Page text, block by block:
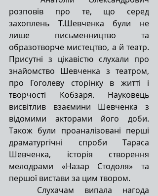
розповів про те, що серед
захоплень Т.Шевченка були не
лише письменництво та
образотворче мистецтво, а й театр.
Присутні з цікавістю слухали про
знайомство Шевченка з театром,
про Гоголеву сторінку в житті і
творчості Кобзаря. Науковець
висвітлив взаємини Шевченка з
відомими акторами його доби.
Також були проаналізовані перші
драматургічні спроби Тараса
Шевченка, історія створення
мелодрами «Назар Стодоля» та
першої вистави за цим твором.